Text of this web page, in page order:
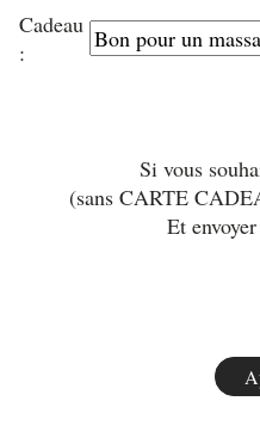
Cadeau
:
Si vous
(sans CARTE
Et